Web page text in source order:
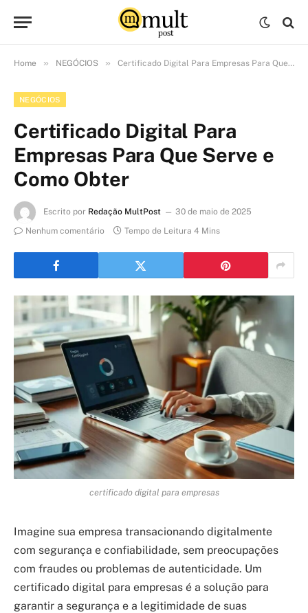
Home » NEGÓCIOS » Certificado Digital Para Empresas Para Que Serve e Como Obter
NEGÓCIOS
Certificado Digital Para
Empresas Para Que Serve e
Como Obter
Escrito por Redação MultPost
30 de maio de 2025
Nenhum comentário
Tempo de Leitura 4 Mins
certificado digital para empresas
Imagine sua empresa transacionando digitalmente
com segurança e confiabilidade, sem preocupações
com fraudes ou problemas de autenticidade. Um
certificado digital para empresas é a solução para
garantir a segurança e a legitimidade de suas